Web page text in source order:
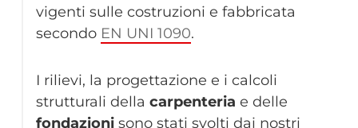
vigenti sulle costruzioni e fabbricata
secondo EN UNI 1090.
I rilievi, la progettazione e i calcoli
strutturali della carpenteria e delle
fondazioni sono stati svolti dai nostri